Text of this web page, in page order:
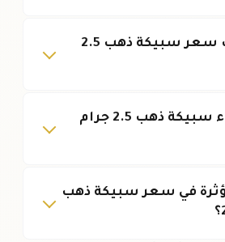
كيف يتم حساب سعر سبيكة ذهب 2.5
هل يُنصح بشراء سبيكة ذهب 2.5 جرام
في سعر سبيكة ذهب